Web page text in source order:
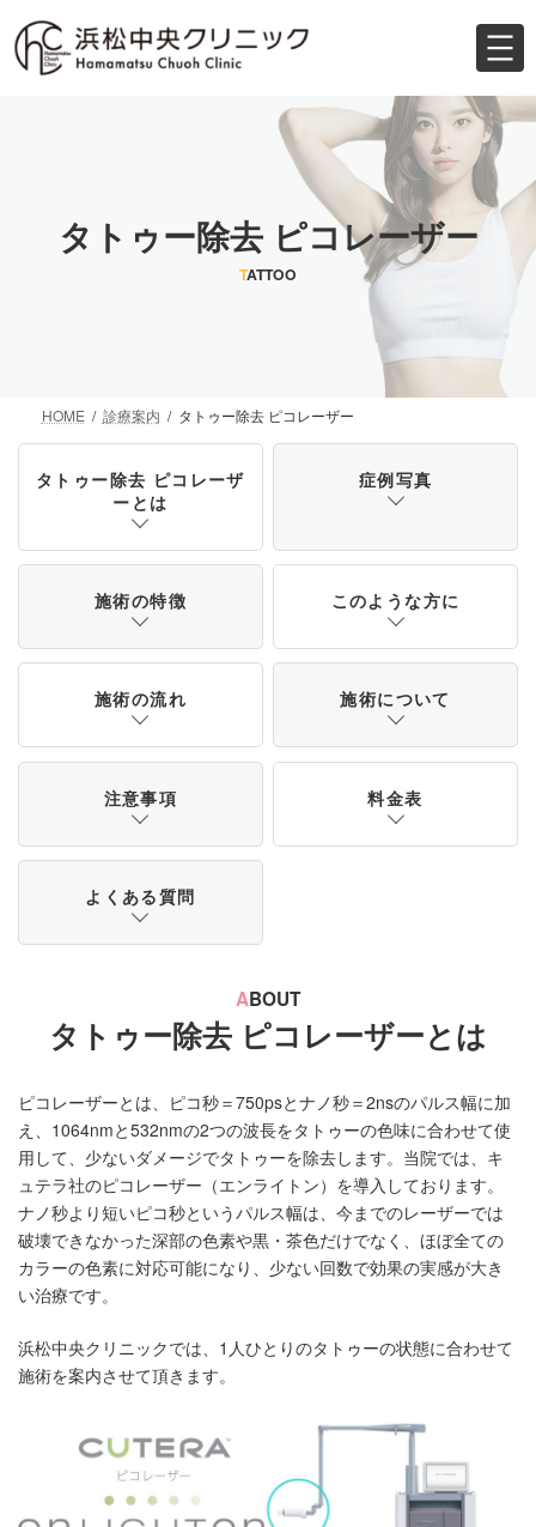
ン
テ
ビ
ゲ
タトゥー除去 ピコレーザー
TATTOO
HOME 診療案内 タトゥー除去 ピコレーザー
タトゥー除去 ピコレーザ
ーとは
症例写真
施術の特徴 このような方に
施術の流れ 施術について
注意事項 料金表
よくある質問
ABOUT
タトゥー除去 ピコレーザーとは
ピコレーザーとは、ピコ秒＝750psとナノ秒＝2nsのパルス幅に加
え、1064nmと532nmの2つの波長をタトゥーの色味に合わせて使
用して、少ないダメージでタトゥーを除去します。当院では、キ
ュテラ社のピコレーザー（エンライトン）を導入しております。
ナノ秒より短いピコ秒というパルス幅は、今までのレーザーでは
破壊できなかった深部の色素や黒・茶色だけでなく、ほぼ全ての
カラーの色素に対応可能になり、少ない回数で効果の実感が大き
い治療です。
浜松中央クリニックでは、1人ひとりのタトゥーの状態に合わせて
施術を案内させて頂きます。